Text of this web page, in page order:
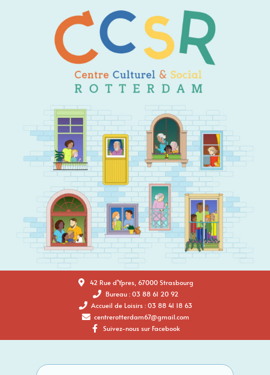
42 Rue d'Ypres, 67000 Strasbourg
Bureau : 03 88 61 20 92
Accueil de Loisirs : 03 88 41 18 63
centrerotterdam67@gmail.com
Suivez-nous sur Facebook